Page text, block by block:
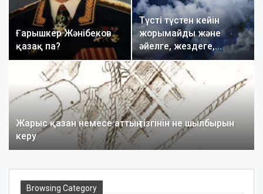
Ғарышкер Жәнібеков
қазақ па?
Түсті түстен кейін
жорымайды және
әйелге, жездеге,…
Жарыс қазан немесе аттың тізгінін не шылбырын
керу
Browsing Category